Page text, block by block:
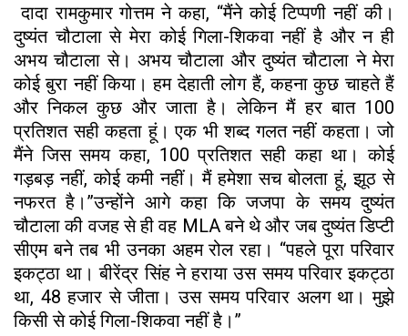
दादा रामकुमार गोत्तम ने कहा, “मैंने कोई टिप्पणी नहीं की।
दुष्यंत चौटाला से मेरा कोई गिला-शिकवा नहीं है और न ही
अभय चौटाला से। अभय चौटाला और दुष्यंत चौटाला ने मेरा
कोई बुरा नहीं किया। हम देहाती लोग हैं, कहना कुछ चाहते हैं
और निकल कुछ और जाता है। लेकिन मैं हर बात 100
प्रतिशत सही कहता हूं। एक भी शब्द गलत नहीं कहता। जो
मैंने जिस समय कहा, 100 प्रतिशत सही कहा था। कोई
गड़बड़ नहीं, कोई कमी नहीं। मैं हमेशा सच बोलता हूं, झूठ से
नफरत है।”उन्होंने आगे कहा कि जजपा के समय दुष्यंत
चौटाला की वजह से ही वह MLA बने थे और जब दुष्यंत डिप्टी
सीएम बने तब भी उनका अहम रोल रहा। “पहले पूरा परिवार
इकट्ठा था। बीरेंद्र सिंह ने हराया उस समय परिवार इकट्ठा
था, 48 हजार से जीता। उस समय परिवार अलग था। मुझे
किसी से कोई गिला-शिकवा नहीं है।”